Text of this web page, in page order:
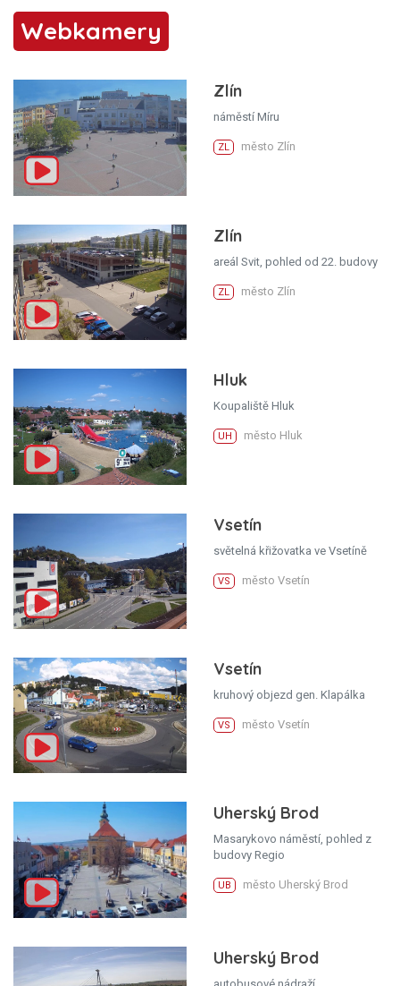
Webkamery
Zlín
náměstí Míru
ZL město Zlín
Zlín
areál Svit, pohled od 22. budovy
ZL město Zlín
Hluk
Koupaliště Hluk
UH město Hluk
Vsetín
světelná křižovatka ve Vsetíně
VS město Vsetín
Vsetín
kruhový objezd gen. Klapálka
VS město Vsetín
Uherský Brod
Masarykovo náměstí, pohled z
budovy Regio
UB město Uherský Brod
Uherský Brod